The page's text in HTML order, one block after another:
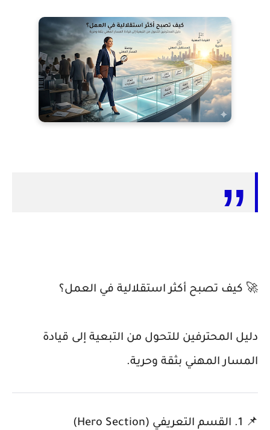
🚀 كيف تصبح أكثر استقلالية في العمل؟
دليل المحترفين للتحول من التبعية إلى قيادة
المسار المهني بثقة وحرية.
📌 1. القسم التعريفي (Hero Section)